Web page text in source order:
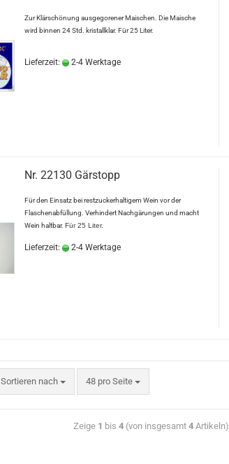
Zur Klärschönung ausgegorener Maischen. Die Maische
wird binnen 24 Std. kristallklar. Für 25 Liter.
Lieferzeit: 2-4 Werktage
Nr. 22130 Gärstopp
Für den Einsatz bei restzuckerhaltigem Wein vor der
Flaschenabfüllung. Verhindert Nachgärungen und macht
Wein haltbar.Für 25 Liter.
Lieferzeit: 2-4 Werktage
Sortieren nach 48 pro Seite
Zeige 1 bis4 (von insgesamt4 Artikeln)